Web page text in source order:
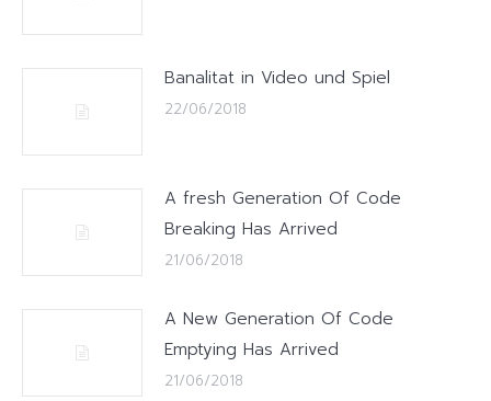
Banalitat in Video und Spiel
22/06/2018
A fresh Generation Of Code
Breaking Has Arrived
21/06/2018
A New Generation Of Code
Emptying Has Arrived
21/06/2018